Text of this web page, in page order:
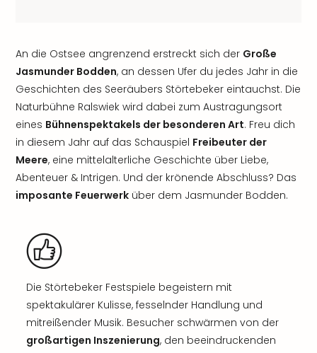
An die Ostsee angrenzend erstreckt sich der Große
Jasmunder Bodden, an dessen Ufer du jedes Jahr in die
Geschichten des Seeräubers Störtebeker eintauchst. Die
Naturbühne Ralswiek wird dabei zum Austragungsort
eines Bühnenspektakels der besonderen Art. Freu dich
in diesem Jahr auf das Schauspiel Freibeuter der
Meere, eine mittelalterliche Geschichte über Liebe,
Abenteuer & Intrigen. Und der krönende Abschluss? Das
imposante Feuerwerk über dem Jasmunder Bodden.
Die Störtebeker Festspiele begeistern mit
spektakulärer Kulisse, fesselnder Handlung und
mitreißender Musik. Besucher schwärmen von der
großartigen Inszenierung, den beeindruckenden